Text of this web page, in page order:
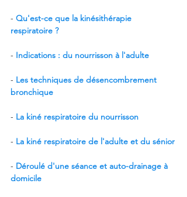
- Qu'est-ce que la kinésithérapie
respiratoire ?
- Indications : du nourrisson à l'adulte
- Les techniques de désencombrement
bronchique
- La kiné respiratoire du nourrisson
- La kiné respiratoire de l'adulte et du sénior
- Déroulé d'une séance et auto-drainage à
domicile